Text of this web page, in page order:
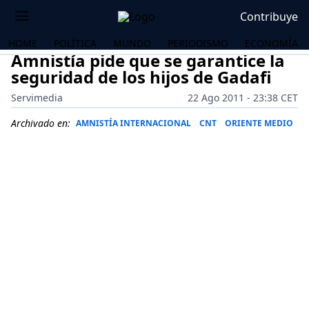
Contribuye
HOME POLÍTICA MUNDO PERIODISMO ECONOMÍA
Amnistía pide que se garantice la
seguridad de los hijos de Gadafi
Servimedia
22 Ago 2011 - 23:38 CET
Archivado en: AMNISTÍA INTERNACIONAL CNT ORIENTE MEDIO